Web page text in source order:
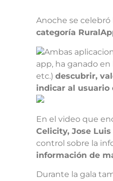
Anoche se celebró
categoría
Ambas
app, ha ganado
etc.) descubrir,
indicar al usuario
En el video que
Celicity, Jose
control sobre la
información de
Durante la gala